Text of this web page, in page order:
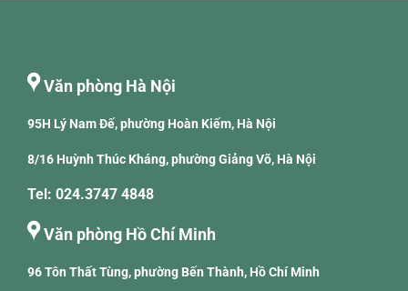
Văn phòng Hà Nội
95H Lý Nam Đế, phường Hoàn Kiếm, Hà Nội
8/16 Huỳnh Thúc Kháng, phường Giảng Võ, Hà Nội
Tel: 024.3747 4848
Văn phòng Hồ Chí Minh
96 Tôn Thất Tùng, phường Bến Thành, Hồ Chí Minh